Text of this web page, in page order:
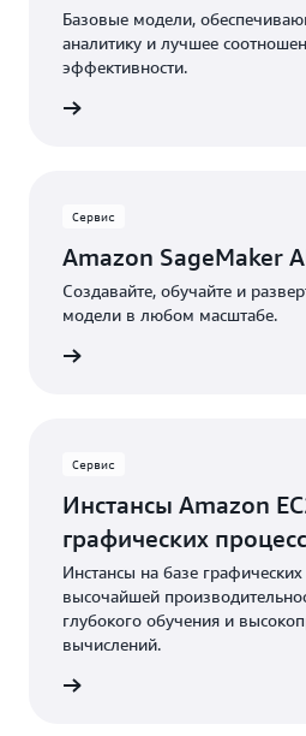
Базовые модели,
аналитику и лучшее
эффективности.
Сервис
Amazon SageMaker
Создавайте, обучайте и
модели в любом масштабе.
Сервис
Инстансы Amazon
графических
Инстансы на базе
высочайшей
глубокого обучения и
вычислений.